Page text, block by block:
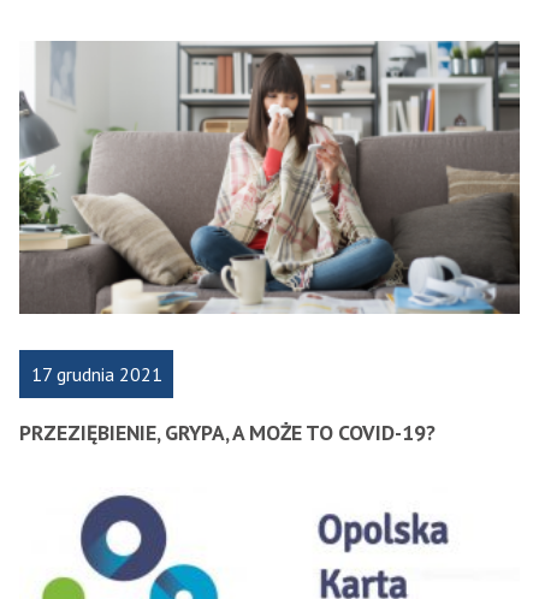
17 grudnia 2021
PRZEZIĘBIENIE, GRYPA, A MOŻE TO COVID-19?